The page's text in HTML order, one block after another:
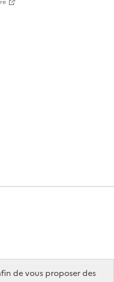
de vous proposer des